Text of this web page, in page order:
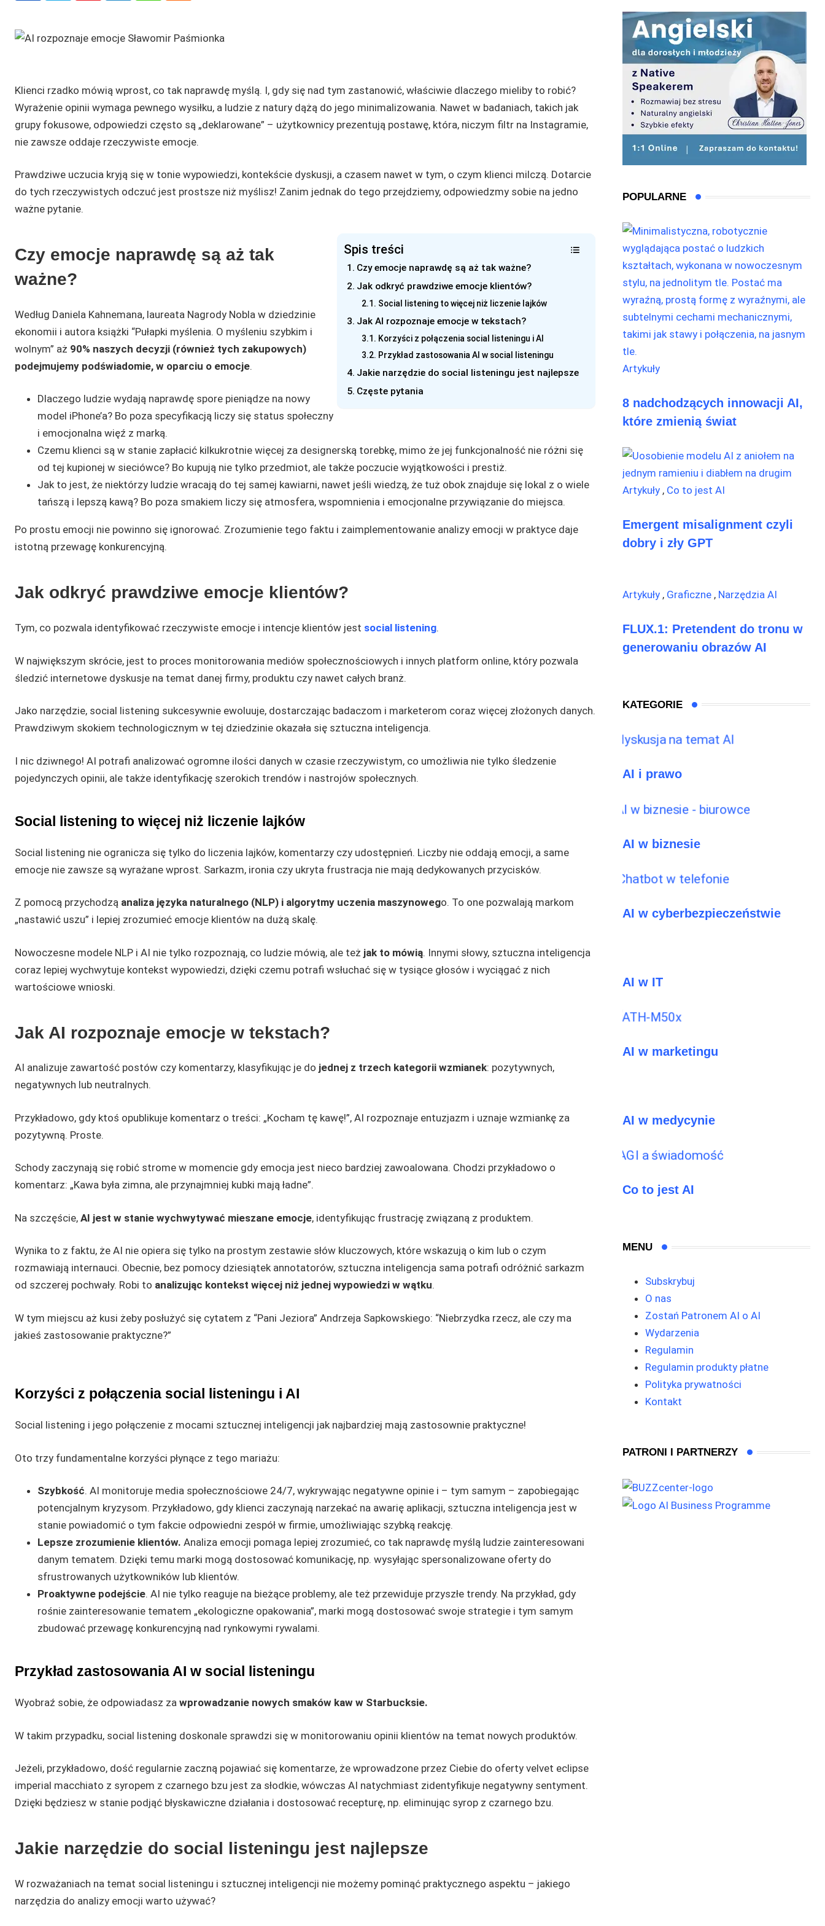
Klienci rzadko mówią wprost, co tak naprawdę myślą. I, gdy się nad tym zastanowić, właściwie dlaczego mieliby to robić?
Wyrażenie opinii wymaga pewnego wysiłku, a ludzie z natury dążą do jego minimalizowania. Nawet w badaniach, takich jak
grupy fokusowe, odpowiedzi często są „deklarowane” – użytkownicy prezentują postawę, która, niczym filtr na Instagramie,
nie zawsze oddaje rzeczywiste emocje.
Prawdziwe uczucia kryją się w tonie wypowiedzi, kontekście dyskusji, a czasem nawet w tym, o czym klienci milczą. Dotarcie
do tych rzeczywistych odczuć jest prostsze niż myślisz! Zanim jednak do tego przejdziemy, odpowiedzmy sobie na jedno
ważne pytanie.
Spis treści
Czy emocje naprawdę są aż tak ważne?
Jak odkryć prawdziwe emocje klientów?
Social listening to więcej niż liczenie lajków
Jak AI rozpoznaje emocje w tekstach?
Korzyści z połączenia social listeningu i AI
Przykład zastosowania AI w social listeningu
Jakie narzędzie do social listeningu jest najlepsze
Częste pytania
Czy emocje naprawdę są aż tak
ważne?
Według Daniela Kahnemana, laureata Nagrody Nobla w dziedzinie
ekonomii i autora książki “Pułapki myślenia. O myśleniu szybkim i
wolnym” aż 90% naszych decyzji (również tych zakupowych)
podejmujemy podświadomie, w oparciu o emocje.
Dlaczego ludzie wydają naprawdę spore pieniądze na nowy
model iPhone’a? Bo poza specyfikacją liczy się status społeczny
i emocjonalna więź z marką.
Czemu klienci są w stanie zapłacić kilkukrotnie więcej za designerską torebkę, mimo że jej funkcjonalność nie różni się
od tej kupionej w sieciówce? Bo kupują nie tylko przedmiot, ale także poczucie wyjątkowości i prestiż.
Jak to jest, że niektórzy ludzie wracają do tej samej kawiarni, nawet jeśli wiedzą, że tuż obok znajduje się lokal z o wiele
tańszą i lepszą kawą? Bo poza smakiem liczy się atmosfera, wspomnienia i emocjonalne przywiązanie do miejsca.
Po prostu emocji nie powinno się ignorować. Zrozumienie tego faktu i zaimplementowanie analizy emocji w praktyce daje
istotną przewagę konkurencyjną.
Jak odkryć prawdziwe emocje klientów?
Tym, co pozwala identyfikować rzeczywiste emocje i intencje klientów jest social listening.
W największym skrócie, jest to proces monitorowania mediów społecznościowych i innych platform online, który pozwala
śledzić internetowe dyskusje na temat danej firmy, produktu czy nawet całych branż.
Jako narzędzie, social listening sukcesywnie ewoluuje, dostarczając badaczom i marketerom coraz więcej złożonych danych.
Prawdziwym skokiem technologicznym w tej dziedzinie okazała się sztuczna inteligencja.
I nic dziwnego! AI potrafi analizować ogromne ilości danych w czasie rzeczywistym, co umożliwia nie tylko śledzenie
pojedynczych opinii, ale także identyfikację szerokich trendów i nastrojów społecznych.
Social listening to więcej niż liczenie lajków
Social listening nie ogranicza się tylko do liczenia lajków, komentarzy czy udostępnień. Liczby nie oddają emocji, a same
emocje nie zawsze są wyrażane wprost. Sarkazm, ironia czy ukryta frustracja nie mają dedykowanych przycisków.
Z pomocą przychodzą analiza języka naturalnego (NLP) i algorytmy uczenia maszynowego. To one pozwalają markom
„nastawić uszu” i lepiej zrozumieć emocje klientów na dużą skalę.
Nowoczesne modele NLP i AI nie tylko rozpoznają, co ludzie mówią, ale też jak to mówią. Innymi słowy, sztuczna inteligencja
coraz lepiej wychwytuje kontekst wypowiedzi, dzięki czemu potrafi wsłuchać się w tysiące głosów i wyciągać z nich
wartościowe wnioski.
Jak AI rozpoznaje emocje w tekstach?
AI analizuje zawartość postów czy komentarzy, klasyfikując je do jednej z trzech kategorii wzmianek: pozytywnych,
negatywnych lub neutralnych.
Przykładowo, gdy ktoś opublikuje komentarz o treści: „Kocham tę kawę!”, AI rozpoznaje entuzjazm i uznaje wzmiankę za
pozytywną. Proste.
Schody zaczynają się robić strome w momencie gdy emocja jest nieco bardziej zawoalowana. Chodzi przykładowo o
komentarz: „Kawa była zimna, ale przynajmniej kubki mają ładne”.
Na szczęście, AI jest w stanie wychwytywać mieszane emocje, identyfikując frustrację związaną z produktem.
Wynika to z faktu, że AI nie opiera się tylko na prostym zestawie słów kluczowych, które wskazują o kim lub o czym
rozmawiają internauci. Obecnie, bez pomocy dziesiątek annotatorów, sztuczna inteligencja sama potrafi odróżnić sarkazm
od szczerej pochwały. Robi to analizując kontekst więcej niż jednej wypowiedzi w wątku.
W tym miejscu aż kusi żeby posłużyć się cytatem z “Pani Jeziora” Andrzeja Sapkowskiego: “Niebrzydka rzecz, ale czy ma
jakieś zastosowanie praktyczne?”
Korzyści z połączenia social listeningu i AI
Social listening i jego połączenie z mocami sztucznej inteligencji jak najbardziej mają zastosownie praktyczne!
Oto trzy fundamentalne korzyści płynące z tego mariażu:
Szybkość. AI monitoruje media społecznościowe 24/7, wykrywając negatywne opinie i – tym samym – zapobiegając
potencjalnym kryzysom. Przykładowo, gdy klienci zaczynają narzekać na awarię aplikacji, sztuczna inteligencja jest w
stanie powiadomić o tym fakcie odpowiedni zespół w firmie, umożliwiając szybką reakcję.
Lepsze zrozumienie klientów. Analiza emocji pomaga lepiej zrozumieć, co tak naprawdę myślą ludzie zainteresowani
danym tematem. Dzięki temu marki mogą dostosować komunikację, np. wysyłając spersonalizowane oferty do
sfrustrowanych użytkowników lub klientów.
Proaktywne podejście. AI nie tylko reaguje na bieżące problemy, ale też przewiduje przyszłe trendy. Na przykład, gdy
rośnie zainteresowanie tematem „ekologiczne opakowania”, marki mogą dostosować swoje strategie i tym samym
zbudować przewagę konkurencyjną nad rynkowymi rywalami.
Przykład zastosowania AI w social listeningu
Wyobraź sobie, że odpowiadasz za wprowadzanie nowych smaków kaw w Starbucksie.
W takim przypadku, social listening doskonale sprawdzi się w monitorowaniu opinii klientów na temat nowych produktów.
Jeżeli, przykładowo, dość regularnie zaczną pojawiać się komentarze, że wprowadzone przez Ciebie do oferty velvet eclipse
imperial macchiato z syropem z czarnego bzu jest za słodkie, wówczas AI natychmiast zidentyfikuje negatywny sentyment.
Dzięki będziesz w stanie podjąć błyskawiczne działania i dostosować recepturę, np. eliminując syrop z czarnego bzu.
Jakie narzędzie do social listeningu jest najlepsze
W rozważaniach na temat social listeningu i sztucznej inteligencji nie możemy pominąć praktycznego aspektu – jakiego
narzędzia do analizy emocji warto używać?
POPULARNE
Artykuły
8 nadchodzących innowacji AI,
które zmienią świat
Artykuły , Co to jest AI
Emergent misalignment czyli
dobry i zły GPT
Artykuły , Graficzne , Narzędzia AI
FLUX.1: Pretendent do tronu w
generowaniu obrazów AI
KATEGORIE
AI i prawo
AI w biznesie
AI w cyberbezpieczeństwie
AI w IT
AI w marketingu
AI w medycynie
Co to jest AI
MENU
Subskrybuj
O nas
Zostań Patronem AI o AI
Wydarzenia
Regulamin
Regulamin produkty płatne
Polityka prywatności
Kontakt
PATRONI I PARTNERZY